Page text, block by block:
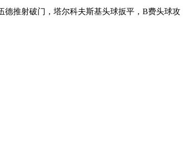
德推射破门，塔尔科夫斯基头球扳平，B费头球攻